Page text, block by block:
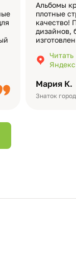
Мария К.
Знаток
Альбомы
плотные
качество!
дизайнов,
добавить
видео с